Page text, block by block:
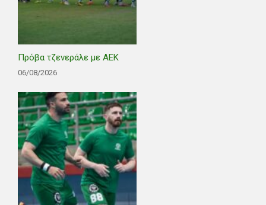
Πρόβα τζενεράλε με ΑΕΚ
06/08/2026